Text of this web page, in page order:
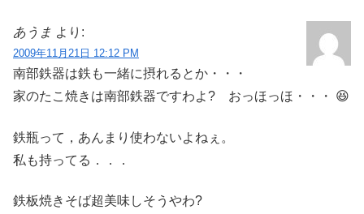
あうま より:
2009年11月21日 12:12 PM
南部鉄器は鉄も一緒に摂れるとか・・・
家のたこ焼きは南部鉄器ですわよ? おっほっほ・・・ 😆
鉄瓶って，あんまり使わないよねぇ。
私も持ってる．．．
鉄板焼きそば超美味しそうやわ?